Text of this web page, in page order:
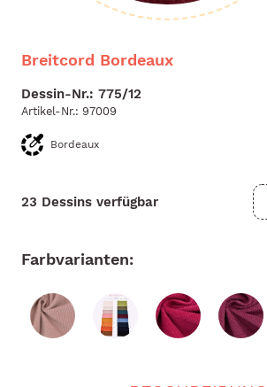
Farbvarianten:
Breitcord Bordeaux
Dessin-Nr.: 775/12
Artikel-Nr.: 97009
Bordeaux
23 Dessins verfügbar